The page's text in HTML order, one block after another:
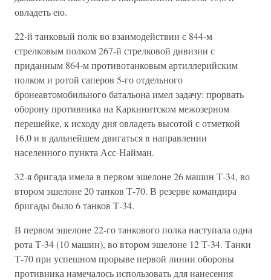
овладеть ею.
22-й танковый полк во взаимодействии с 844-м
стрелковым полком 267-й стрелковой дивизии с
приданным 864-м противотанковым артиллерийским
полком и ротой саперов 5-го отдельного
бронеавтомобильного батальона имел задачу: прорвать
оборону противника на Каркинитском межозерном
перешейке, к исходу дня овладеть высотой с отметкой
16,0 и в дальнейшем двигаться в направлении
населенного пункта Асс-Найман.
32-я бригада имела в первом эшелоне 26 машин Т-34, во
втором эшелоне 20 танков Т-70. В резерве командира
бригады было 6 танков Т-34.
В первом эшелоне 22-го танкового полка наступала одна
рота Т-34 (10 машин), во втором эшелоне 12 Т-34. Танки
Т-70 при успешном прорыве первой линии обороны
противника намечалось использовать для нанесения